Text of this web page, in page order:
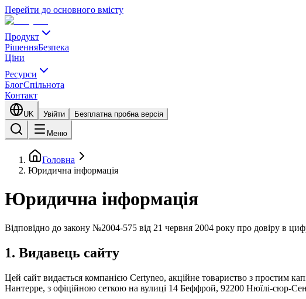
Перейти до основного вмісту
Продукт
РішенняБезпека
Ціни
Ресурси
БлогСпільнота
Контакт
UK Увійти Безплатна пробна версія
Меню
Головна
Юридична інформація
Юридична інформація
Відповідно до закону №2004-575 від 21 червня 2004 року про довіру в
1. Видавець сайту
Цей сайт видається компанією Certyneo, акційне товариство з простим
Нантерре, з офіційною сеткою на вулиці 14 Беффрой, 92200 Нюїлі-сюр-